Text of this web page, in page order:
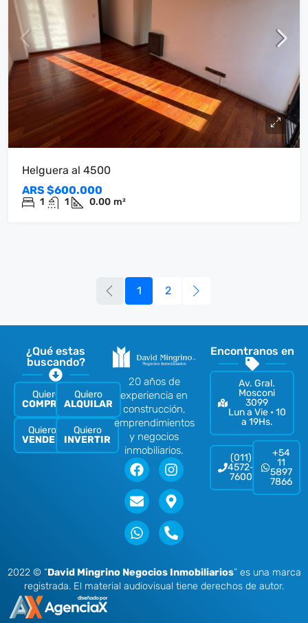
Helguera al 4500
ARS $600.000
1 1 0.00 m²
1 2
¿Qué estas
buscando?
Quiero
COMPRAR
Quiero
ALQUILAR
Quiero
VENDER
Quiero
INVERTIR
20 años de
experiencia en
construcción,
emprendimientos
y negocios
inmobiliarios.
Encontranos en
Av. Gral.
Mosconi
3099
Lun a Vie • 10
a 19Hs.
(011)
4572-
7600
+54
11
5897
7866
2022 © “David Mingrino Negocios Inmobiliarios” es una marca
registrada. El material audiovisual tiene derechos de autor.